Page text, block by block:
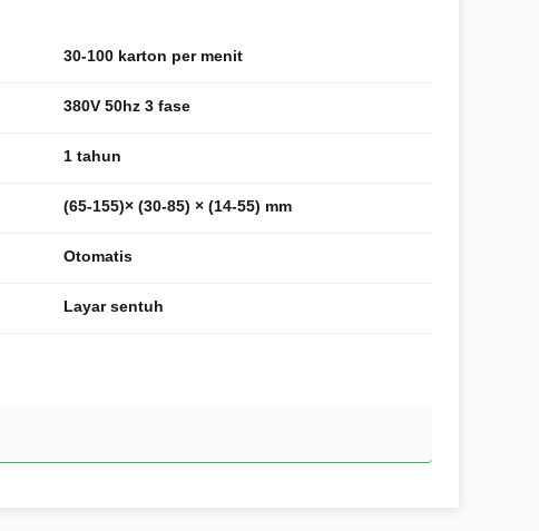
30-100 karton per menit
380V 50hz 3 fase
1 tahun
(65-155)× (30-85) × (14-55) mm
Otomatis
Layar sentuh